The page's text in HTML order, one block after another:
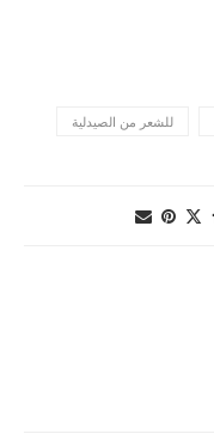
للشعر من الصيدلية